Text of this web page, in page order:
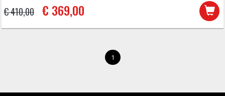
€ 410,00 € 369,00
1